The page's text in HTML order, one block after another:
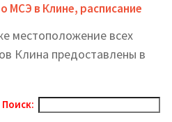
МСЭ в Клине, расписание
местоположение всех
Клина предоставлены в
Поиск: